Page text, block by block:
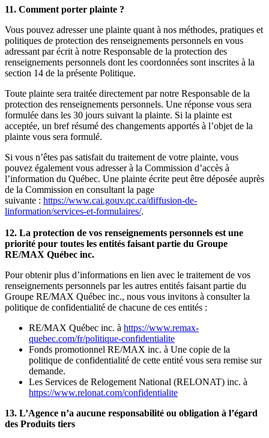
11. Comment porter plainte ?
Vous pouvez adresser une plainte quant à nos méthodes, pratiques et
politiques de protection des renseignements personnels en vous
adressant par écrit à notre Responsable de la protection des
renseignements personnels dont les coordonnées sont inscrites à la
section 14 de la présente Politique.
Toute plainte sera traitée directement par notre Responsable de la
protection des renseignements personnels. Une réponse vous sera
formulée dans les 30 jours suivant la plainte. Si la plainte est
acceptée, un bref résumé des changements apportés à l’objet de la
plainte vous sera formulé.
Si vous n’êtes pas satisfait du traitement de votre plainte, vous
pouvez également vous adresser à la Commission d’accès à
l’information du Québec. Une plainte écrite peut être déposée auprès
de la Commission en consultant la page
suivante : https://www.cai.gouv.qc.ca/diffusion-de-
linformation/services-et-formulaires/.
12. La protection de vos renseignements personnels est une
priorité pour toutes les entités faisant partie du Groupe
RE/MAX Québec inc.
Pour obtenir plus d’informations en lien avec le traitement de vos
renseignements personnels par les autres entités faisant partie du
Groupe RE/MAX Québec inc., nous vous invitons à consulter la
politique de confidentialité de chacune de ces entités :
RE/MAX Québec inc. à https://www.remax-
quebec.com/fr/politique-confidentialite
Fonds promotionnel RE/MAX inc. à Une copie de la
politique de confidentialité de cette entité vous sera remise sur
demande.
Les Services de Relogement National (RELONAT) inc. à
https://www.relonat.com/confidentialite
13. L’Agence n’a aucune responsabilité ou obligation à l’égard
des Produits tiers